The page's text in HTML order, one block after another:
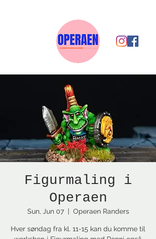
Figurmaling i
Operaen
Sun, Jun 07
  |
Operaen Randers
Hver søndag fra kl. 11-15 kan du komme til